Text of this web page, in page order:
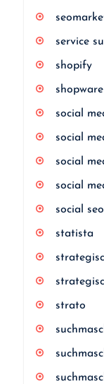
service
shopify
shopware
social
social
social
social
social seo
statista
strato